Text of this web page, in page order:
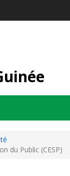
du Public (CESP)